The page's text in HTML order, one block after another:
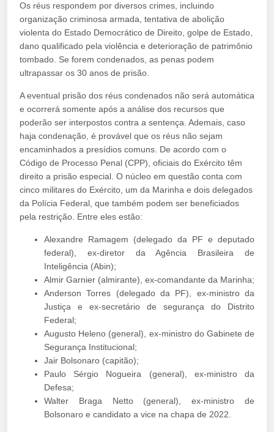
Os réus respondem por diversos crimes, incluindo
organização criminosa armada, tentativa de abolição
violenta do Estado Democrático de Direito, golpe de Estado,
dano qualificado pela violência e deterioração de patrimônio
tombado. Se forem condenados, as penas podem
ultrapassar os 30 anos de prisão.
A eventual prisão dos réus condenados não será automática
e ocorrerá somente após a análise dos recursos que
poderão ser interpostos contra a sentença. Ademais, caso
haja condenação, é provável que os réus não sejam
encaminhados a presídios comuns. De acordo com o
Código de Processo Penal (CPP), oficiais do Exército têm
direito a prisão especial. O núcleo em questão conta com
cinco militares do Exército, um da Marinha e dois delegados
da Polícia Federal, que também podem ser beneficiados
pela restrição. Entre eles estão:
Alexandre Ramagem (delegado da PF e deputado
federal), ex-diretor da Agência Brasileira de
Inteligência (Abin);
Almir Garnier (almirante), ex-comandante da Marinha;
Anderson Torres (delegado da PF), ex-ministro da
Justiça e ex-secretário de segurança do Distrito
Federal;
Augusto Heleno (general), ex-ministro do Gabinete de
Segurança Institucional;
Jair Bolsonaro (capitão);
Paulo Sérgio Nogueira (general), ex-ministro da
Defesa;
Walter Braga Netto (general), ex-ministro de
Bolsonaro e candidato a vice na chapa de 2022.